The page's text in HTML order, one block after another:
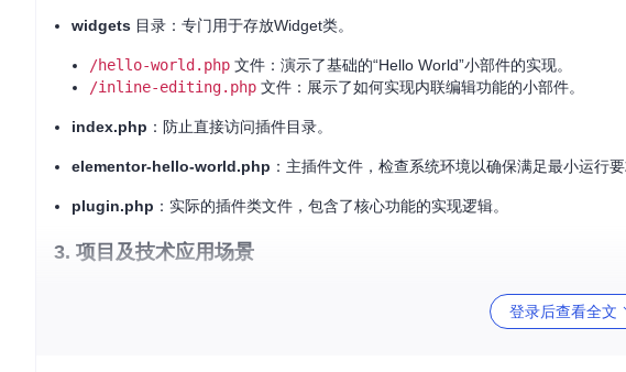
widgets 目录：专门用于存放Widget类。
/hello-world.php 文件：演示了基础的“Hello World”小部件的实现。
/inline-editing.php 文件：展示了如何实现内联编辑功能的小部件。
index.php ：防止直接访问插件目录。
elementor-hello-world.php ：主插件文件，检查系统环境以确保满足最小运行要
plugin.php ：实际的插件类文件，包含了核心功能的实现逻辑。
3. 项目及技术应用场景
登录后查看全文